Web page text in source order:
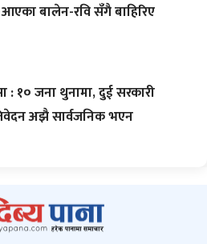
बालेन-रवि सँगै बाहिरिए
: १० जना थुनामा, दुई सरकारी
अझै सार्वजनिक भएन